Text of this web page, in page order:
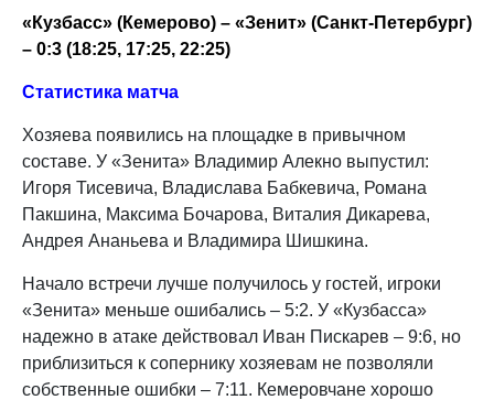
«Кузбасс» (Кемерово) – «Зенит» (Санкт-Петербург)
– 0:3 (18:25, 17:25, 22:25)
Статистика матча
Хозяева появились на площадке в привычном
составе. У «Зенита» Владимир Алекно выпустил:
Игоря Тисевича, Владислава Бабкевича, Романа
Пакшина, Максима Бочарова, Виталия Дикарева,
Андрея Ананьева и Владимира Шишкина.
Начало встречи лучше получилось у гостей, игроки
«Зенита» меньше ошибались – 5:2. У «Кузбасса»
надежно в атаке действовал Иван Пискарев – 9:6, но
приблизиться к сопернику хозяевам не позволяли
собственные ошибки – 7:11. Кемеровчане хорошо